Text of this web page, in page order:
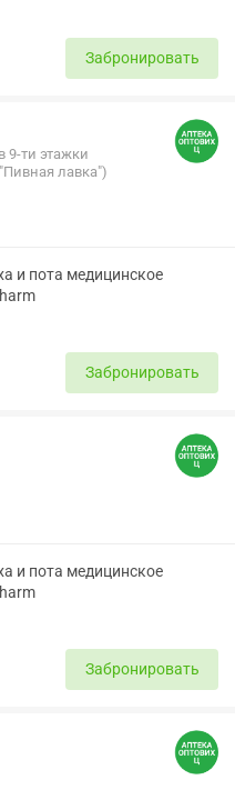
Забронировать
9-ти этажки
лавка")
и пота медицинское
Забронировать
и пота медицинское
Забронировать